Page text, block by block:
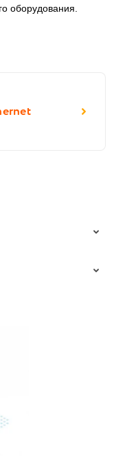
оборудования.